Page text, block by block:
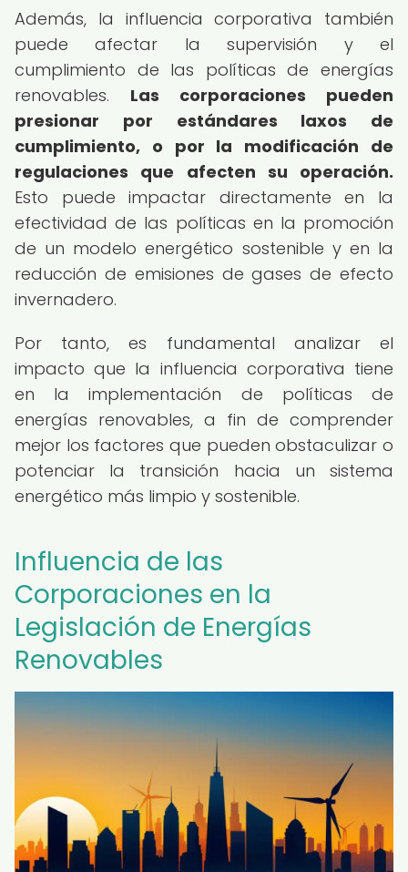
Además, la influencia corporativa también
puede afectar la supervisión y el
cumplimiento de las políticas de energías
renovables. Las corporaciones pueden
presionar por estándares laxos de
cumplimiento, o por la modificación de
regulaciones que afecten su operación.
Esto puede impactar directamente en la
efectividad de las políticas en la promoción
de un modelo energético sostenible y en la
reducción de emisiones de gases de efecto
invernadero.
Por tanto, es fundamental analizar el
impacto que la influencia corporativa tiene
en la implementación de políticas de
energías renovables, a fin de comprender
mejor los factores que pueden obstaculizar o
potenciar la transición hacia un sistema
energético más limpio y sostenible.
Influencia de las
Corporaciones en la
Legislación de Energías
Renovables